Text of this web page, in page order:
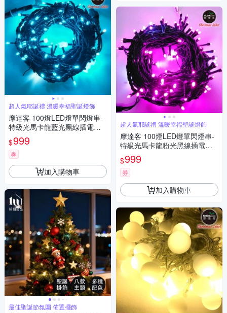
超人氣耶誕禮 溫暖幸福聖誕燈飾
摩達客 100燈LED燈單閃燈串-
特級光馬卡龍藍光黑線插電式/
環保省電高亮度/室內情境燈串
$999
券
加入購物車
最佳聖誕節氛圍 佈置擺飾
超人氣耶誕禮 溫暖幸福聖誕燈飾
摩達客 100燈LED燈單閃燈串-
特級光馬卡龍粉光黑線插電式/
環保省電高亮度/室內情境燈串
$999
券
加入購物車